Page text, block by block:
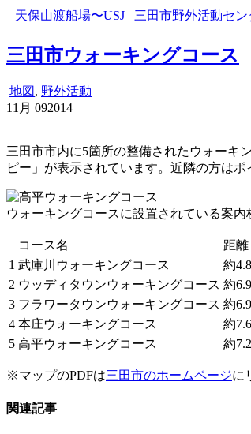
天保山渡船場〜USJ 三田市野外活動セン
三田市ウォーキングコース
地図 , 野外活動
11月 092014
三田市市内に5箇所の整備されたウォーキ
ピー」が表示されています。近隣の方は
ウォーキングコースに設置されている案内
コース名 距離
1 武庫川ウォーキングコース 約
2 ウッディタウンウォーキングコース 約
3 フラワータウンウォーキングコース 約
4 本庄ウォーキングコース 約
5 高平ウォーキングコース 約
※マップのPDFは三田市のホームページに
関連記事